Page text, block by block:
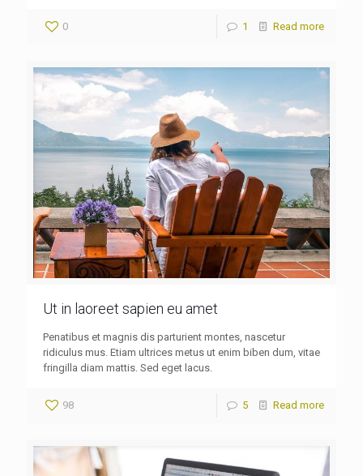
0 1 Read more
Ut in laoreet sapien eu amet
Penatibus et magnis dis parturient montes, nascetur
ridiculus mus. Etiam ultrices metus ut enim biben dum, vitae
fringilla diam mattis. Sed eget lacus.
98 5 Read more